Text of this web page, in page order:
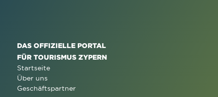
DAS OFFIZIELLE PORTAL
FÜR TOURISMUS ZYPERN
Startseite
Über uns
Geschäftspartner